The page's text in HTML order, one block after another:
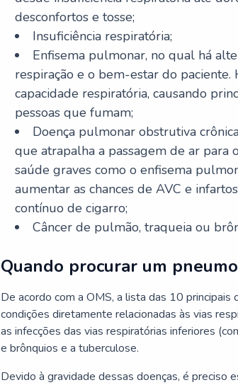
desconfortos e tosse;
Insuficiência respiratória;
Enfisema pulmonar, no qual há
respiração e o bem-estar do paciente.
capacidade respiratória, causando
pessoas que fumam;
Doença pulmonar obstrutiva
que atrapalha a passagem de ar
saúde graves como o enfisema
aumentar as chances de AVC e
contínuo de cigarro;
Câncer de pulmão, traqueia ou
Quando procurar um
De acordo com a OMS, a lista das 10 principais
condições diretamente relacionadas às vias
as infecções das vias respiratórias inferiores
e brônquios e a tuberculose.
Devido à gravidade dessas doenças, é preciso